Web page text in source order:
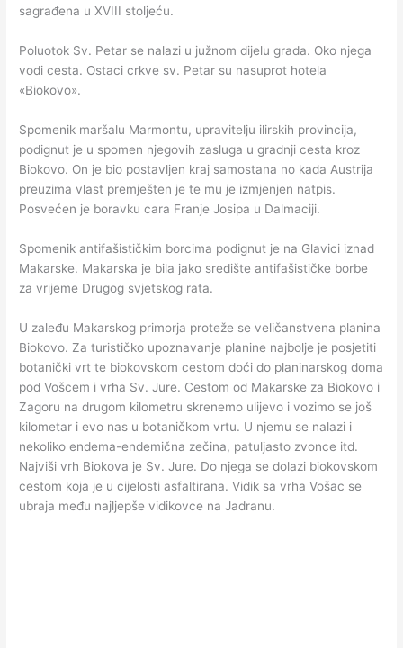
sagrađena u XVIII stoljeću.
Poluotok Sv. Petar se nalazi u južnom dijelu grada. Oko njega
vodi cesta. Ostaci crkve sv. Petar su nasuprot hotela
«Biokovo».
Spomenik maršalu Marmontu, upravitelju ilirskih provincija,
podignut je u spomen njegovih zasluga u gradnji cesta kroz
Biokovo. On je bio postavljen kraj samostana no kada Austrija
preuzima vlast premješten je te mu je izmjenjen natpis.
Posvećen je boravku cara Franje Josipa u Dalmaciji.
Spomenik antifašističkim borcima podignut je na Glavici iznad
Makarske. Makarska je bila jako središte antifašističke borbe
za vrijeme Drugog svjetskog rata.
U zaleđu Makarskog primorja proteže se veličanstvena planina
Biokovo. Za turističko upoznavanje planine najbolje je posjetiti
botanički vrt te biokovskom cestom doći do planinarskog doma
pod Vošcem i vrha Sv. Jure. Cestom od Makarske za Biokovo i
Zagoru na drugom kilometru skrenemo ulijevo i vozimo se još
kilometar i evo nas u botaničkom vrtu. U njemu se nalazi i
nekoliko endema-endemična zečina, patuljasto zvonce itd.
Najviši vrh Biokova je Sv. Jure. Do njega se dolazi biokovskom
cestom koja je u cijelosti asfaltirana. Vidik sa vrha Vošac se
ubraja među najljepše vidikovce na Jadranu.